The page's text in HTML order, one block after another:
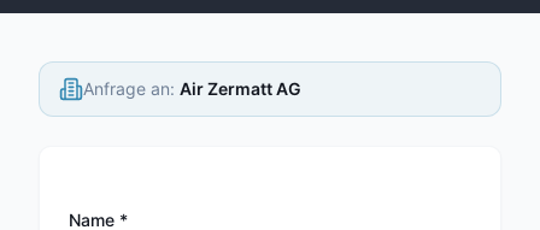
Anfrage an: Air Zermatt AG
Name *